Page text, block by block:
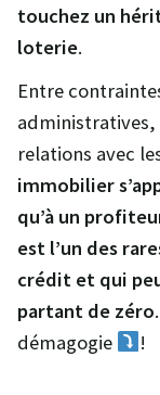
touchez un
loterie.
Entre
relations avec
immobilier
qu’à un
est l’un des
crédit et qui
partant de zéro
démagogie
!